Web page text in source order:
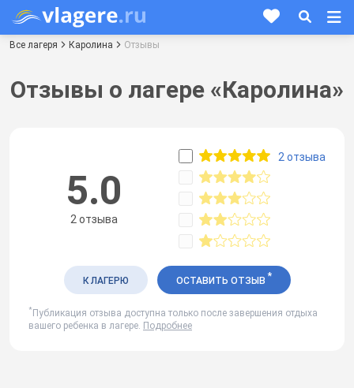
Все лагеря Каролина Отзывы
Отзывы о лагере «Каролина»
5.0
2 отзыва
2 отзыва
К ЛАГЕРЮ ОСТАВИТЬ ОТЗЫВ *
* Публикация отзыва доступна только после завершения отдыха
вашего ребенка в лагере. Подробнее